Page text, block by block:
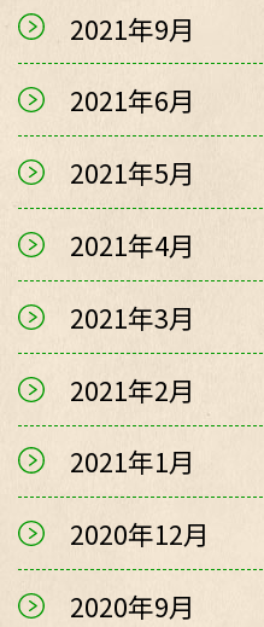
2021年9月
2021年6月
2021年5月
2021年4月
2021年3月
2021年2月
2021年1月
2020年12月
2020年9月